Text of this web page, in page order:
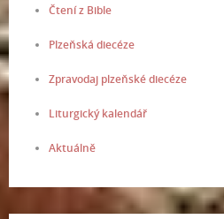
Čtení z Bible
Plzeňská diecéze
Zpravodaj plzeňské diecéze
Liturgický kalendář
Aktuálně